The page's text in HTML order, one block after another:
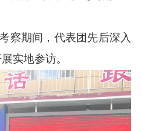
表团先后深入
实地参访。